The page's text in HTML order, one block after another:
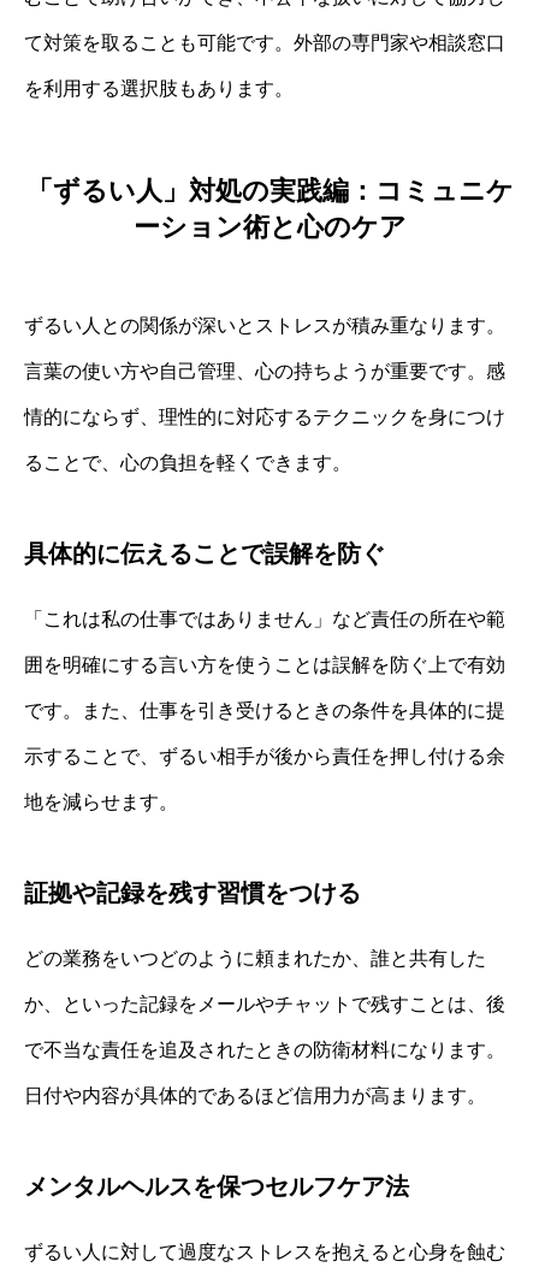
て対策を取ることも可能です。外部の専門家や相談窓口
を利用する選択肢もあります。
「ずるい人」対処の実践編：コミュニケ
ーション術と心のケア
ずるい人との関係が深いとストレスが積み重なります。
言葉の使い方や自己管理、心の持ちようが重要です。感
情的にならず、理性的に対応するテクニックを身につけ
ることで、心の負担を軽くできます。
具体的に伝えることで誤解を防ぐ
「これは私の仕事ではありません」など責任の所在や範
囲を明確にする言い方を使うことは誤解を防ぐ上で有効
です。また、仕事を引き受けるときの条件を具体的に提
示することで、ずるい相手が後から責任を押し付ける余
地を減らせます。
証拠や記録を残す習慣をつける
どの業務をいつどのように頼まれたか、誰と共有した
か、といった記録をメールやチャットで残すことは、後
で不当な責任を追及されたときの防衛材料になります。
日付や内容が具体的であるほど信用力が高まります。
メンタルヘルスを保つセルフケア法
ずるい人に対して過度なストレスを抱えると心身を蝕む